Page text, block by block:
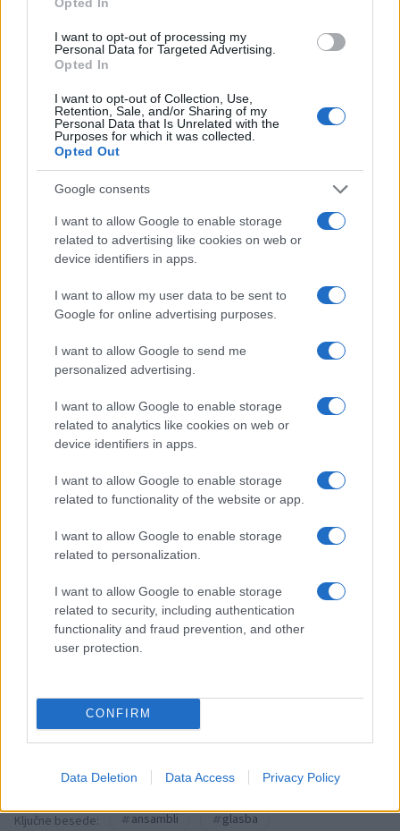
I want to opt-out of processing my
Personal Data for Targeted Advertising.
Opted In
I want to opt-out of Collection, Use,
Retention, Sale, and/or Sharing of my
Personal Data that Is Unrelated with the
Purposes for which it was collected.
Opted Out
Google consents
I want to allow Google to enable storage
related to advertising like cookies on web or
device identifiers in apps.
I want to allow my user data to be sent to
Google for online advertising purposes.
I want to allow Google to send me
personalized advertising.
I want to allow Google to enable storage
related to analytics like cookies on web or
device identifiers in apps.
I want to allow Google to enable storage
related to functionality of the website or app.
I want to allow Google to enable storage
related to personalization.
I want to allow Google to enable storage
related to security, including authentication
functionality and fraud prevention, and other
user protection.
CONFIRM
Data Deletion Data Access Privacy Policy
posameznik kazensko odgovoren za javno spodbujanje
sovraštva, nasilja ali nestrpnosti. Komentarji z žaljivimi,
odstranjeni. Pravila komentiranja →
Failed to fetch
Občine: Slovenj Gradec Mislinja
Kategorije: Glasba Kultura Kultura
Ključne besede: ansambli
glasba